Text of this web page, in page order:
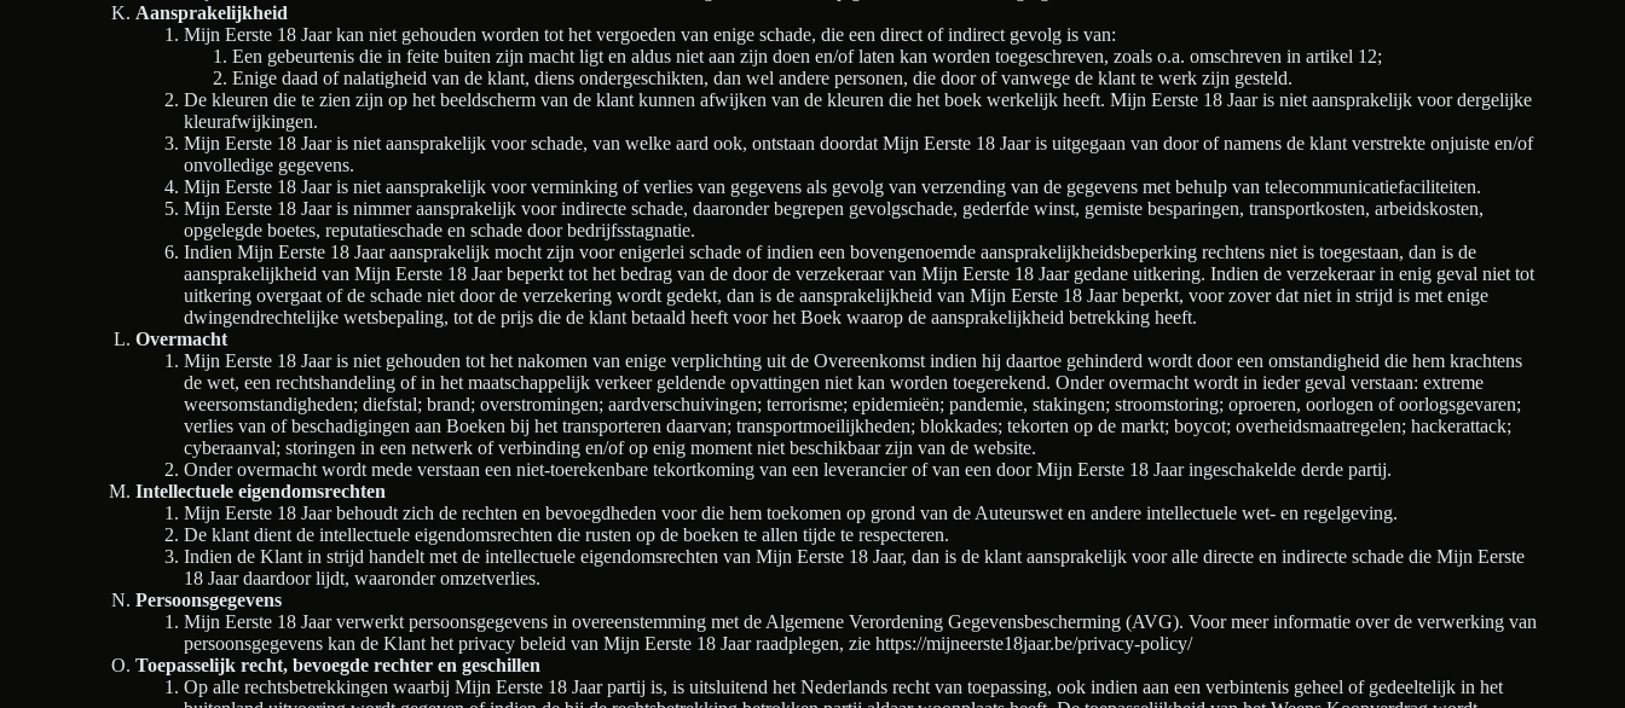
Aansprakelijkheid
Mijn Eerste 18 Jaar kan niet gehouden worden tot het vergoeden van enige schade, die een direct of indirect gevolg is van:
Een gebeurtenis die in feite buiten zijn macht ligt en aldus niet aan zijn doen en/of laten kan worden toegeschreven, zoals o.a. omschreven in artikel 12;
Enige daad of nalatigheid van de klant, diens ondergeschikten, dan wel andere personen, die door of vanwege de klant te werk zijn gesteld.
De kleuren die te zien zijn op het beeldscherm van de klant kunnen afwijken van de kleuren die het boek werkelijk heeft. Mijn Eerste 18 Jaar is niet aansprakelijk voor dergelijke
kleurafwijkingen.
Mijn Eerste 18 Jaar is niet aansprakelijk voor schade, van welke aard ook, ontstaan doordat Mijn Eerste 18 Jaar is uitgegaan van door of namens de klant verstrekte onjuiste en/of
onvolledige gegevens.
Mijn Eerste 18 Jaar is niet aansprakelijk voor verminking of verlies van gegevens als gevolg van verzending van de gegevens met behulp van telecommunicatiefaciliteiten.
Mijn Eerste 18 Jaar is nimmer aansprakelijk voor indirecte schade, daaronder begrepen gevolgschade, gederfde winst, gemiste besparingen, transportkosten, arbeidskosten,
opgelegde boetes, reputatieschade en schade door bedrijfsstagnatie.
Indien Mijn Eerste 18 Jaar aansprakelijk mocht zijn voor enigerlei schade of indien een bovengenoemde aansprakelijkheidsbeperking rechtens niet is toegestaan, dan is de
aansprakelijkheid van Mijn Eerste 18 Jaar beperkt tot het bedrag van de door de verzekeraar van Mijn Eerste 18 Jaar gedane uitkering. Indien de verzekeraar in enig geval niet tot
uitkering overgaat of de schade niet door de verzekering wordt gedekt, dan is de aansprakelijkheid van Mijn Eerste 18 Jaar beperkt, voor zover dat niet in strijd is met enige
dwingendrechtelijke wetsbepaling, tot de prijs die de klant betaald heeft voor het Boek waarop de aansprakelijkheid betrekking heeft.
Overmacht
Mijn Eerste 18 Jaar is niet gehouden tot het nakomen van enige verplichting uit de Overeenkomst indien hij daartoe gehinderd wordt door een omstandigheid die hem krachtens
de wet, een rechtshandeling of in het maatschappelijk verkeer geldende opvattingen niet kan worden toegerekend. Onder overmacht wordt in ieder geval verstaan: extreme
weersomstandigheden; diefstal; brand; overstromingen; aardverschuivingen; terrorisme; epidemieën; pandemie, stakingen; stroomstoring; oproeren, oorlogen of oorlogsgevaren;
verlies van of beschadigingen aan Boeken bij het transporteren daarvan; transportmoeilijkheden; blokkades; tekorten op de markt; boycot; overheidsmaatregelen; hackerattack;
cyberaanval; storingen in een netwerk of verbinding en/of op enig moment niet beschikbaar zijn van de website.
Onder overmacht wordt mede verstaan een niet-toerekenbare tekortkoming van een leverancier of van een door Mijn Eerste 18 Jaar ingeschakelde derde partij.
Intellectuele eigendomsrechten
Mijn Eerste 18 Jaar behoudt zich de rechten en bevoegdheden voor die hem toekomen op grond van de Auteurswet en andere intellectuele wet- en regelgeving.
De klant dient de intellectuele eigendomsrechten die rusten op de boeken te allen tijde te respecteren.
Indien de Klant in strijd handelt met de intellectuele eigendomsrechten van Mijn Eerste 18 Jaar, dan is de klant aansprakelijk voor alle directe en indirecte schade die Mijn Eerste
18 Jaar daardoor lijdt, waaronder omzetverlies.
Persoonsgegevens
Mijn Eerste 18 Jaar verwerkt persoonsgegevens in overeenstemming met de Algemene Verordening Gegevensbescherming (AVG). Voor meer informatie over de verwerking van
persoonsgegevens kan de Klant het privacy beleid van Mijn Eerste 18 Jaar raadplegen, zie https://mijneerste18jaar.be/privacy-policy/
Toepasselijk recht, bevoegde rechter en geschillen
Op alle rechtsbetrekkingen waarbij Mijn Eerste 18 Jaar partij is, is uitsluitend het Nederlands recht van toepassing, ook indien aan een verbintenis geheel of gedeeltelijk in het